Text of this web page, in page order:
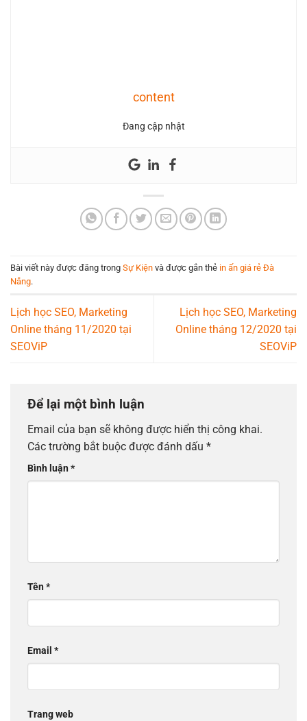
content
Đang cập nhật
Bài viết này được đăng trong Sự Kiện và được gắn thẻ in ấn giá rẻ Đà
Nẵng.
Lịch học SEO, Marketing
Online tháng 11/2020 tại
SEOViP
Lịch học SEO, Marketing
Online tháng 12/2020 tại
SEOViP
Để lại một bình luận
Email của bạn sẽ không được hiển thị công khai.
Các trường bắt buộc được đánh dấu *
Bình luận*
Tên*
Email *
Trang web